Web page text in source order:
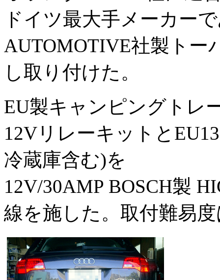
ドイツ最大手メーカー
AUTOMOTIVE社製トー
し取り付けた。
EU製キャンピングトレ
12Vリレーキットと
冷蔵庫含む)を
12V/30AMP BOSCH製
線を施した。取付難易